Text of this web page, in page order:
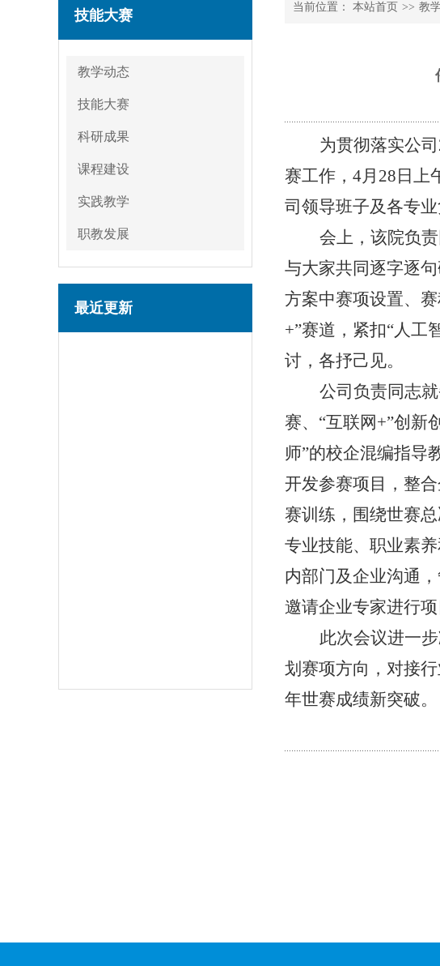
技能大赛
教学动态
技能大赛
科研成果
课程建设
实践教学
职教发展
最近更新
当前位置： 本站首页 >> 教
为贯彻落实公司
赛工作，4月28日上
司领导班子及各专业
会上，该院负
与大家共同逐字逐
方案中赛项设置、
+”赛道，紧扣“人工
讨，各抒己见。
公司负责同志
赛、 “互联网+”创新
师”的校企混编指导
开发参赛项目，整
赛训练，围绕世赛
专业技能、职业素
内部门及企业沟通
邀请企业专家进行项
此次会议进一
划赛项方向，对接
年世赛成绩新突破。